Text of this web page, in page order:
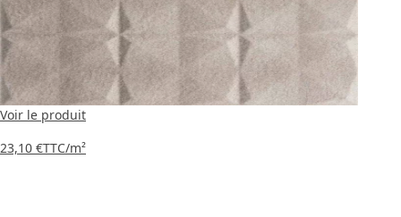
Voir le produit
23,10 €TTC/m²